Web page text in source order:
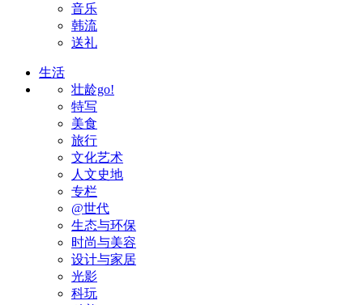
音乐
韩流
送礼
生活
壮龄go!
特写
美食
旅行
文化艺术
人文史地
专栏
@世代
生态与环保
时尚与美容
设计与家居
光影
科玩